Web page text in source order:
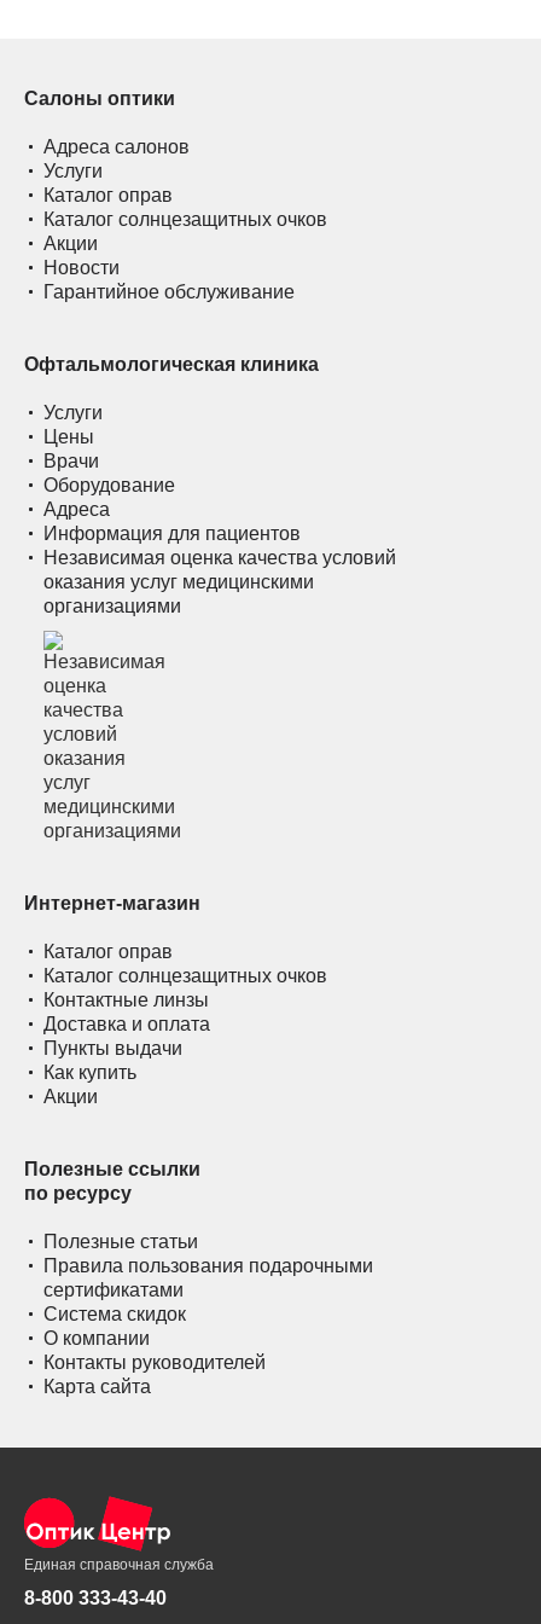
Салоны оптики
Адреса салонов
Услуги
Каталог оправ
Каталог солнцезащитных очков
Акции
Новости
Гарантийное обслуживание
Офтальмологическая клиника
Услуги
Цены
Врачи
Оборудование
Адреса
Информация для пациентов
Независимая оценка качества условий
оказания услуг медицинскими
организациями
Интернет-магазин
Каталог оправ
Каталог солнцезащитных очков
Контактные линзы
Доставка и оплата
Пункты выдачи
Как купить
Акции
Полезные ссылки
по ресурсу
Полезные статьи
Правила пользования подарочными
сертификатами
Система скидок
О компании
Контакты руководителей
Карта сайта
Единая справочная служба
8-800 333-43-40